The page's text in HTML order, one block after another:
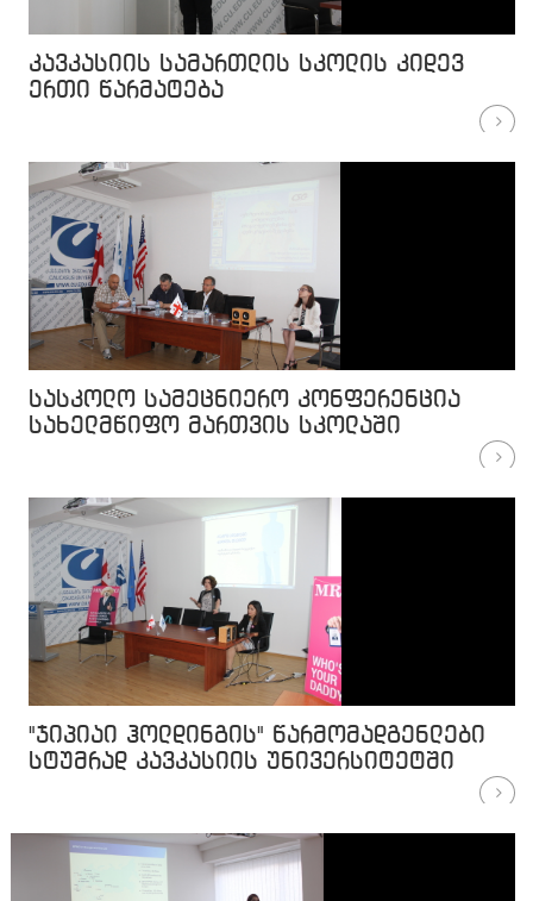
კავკასიის სამართლის სკოლის კიდევ
ერთი წარმატება
სასკოლო სამეცნიერო კონფერენცია
სახელმწიფო მართვის სკოლაში
"ჯიპიაი ჰოლდინგის" წარმომადგენლები
სტუმრად კავკასიის უნივერსიტეტში